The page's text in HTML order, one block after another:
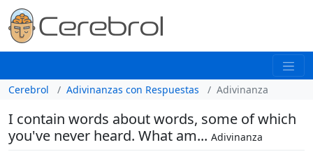
Cerebrol Adivinanzas con Respuestas Adivinanza
I contain words about words, some of which
you've never heard. What am... Adivinanza